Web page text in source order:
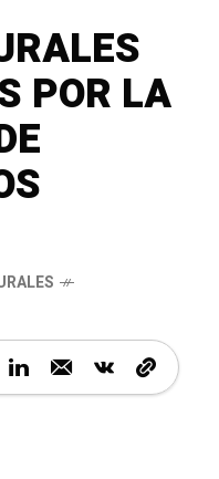
POR LA